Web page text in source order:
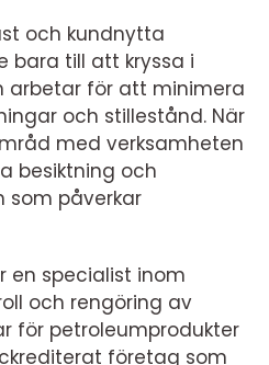
och kundnytta
bara till att kryssa i
arbetar för att minimera
och stillestånd. När
med verksamheten
besiktning och
som påverkar
en specialist inom
och rengöring av
för petroleumprodukter
företag som